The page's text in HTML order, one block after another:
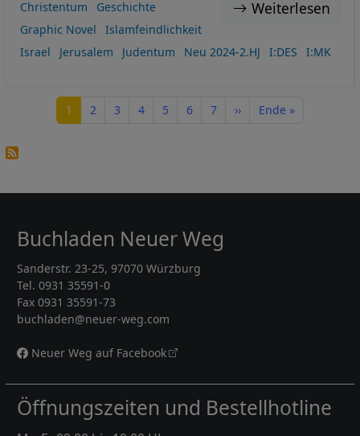
Weiterlesen
Christentum
Geschichte
Graphic Novel
Islamfeindlichkeit
Israel
Jerusalem Judentum Neu 2024-2.HJ I:DES I:MK
Seite
1 Seite
2 Seite
3 Seite
4 Seite
5 Seite
6 Seite
7 Nächste Seite
›› Letzte Seite
Ende »
Buchladen Neuer Weg
Sanderstr. 23-25, 97070 Würzburg
Tel. 0931 35591-0
Fax 0931 35591-73
buchladen@neuer-weg.com
Neuer Weg auf Facebook
Öffnungszeiten und Bestellhotline